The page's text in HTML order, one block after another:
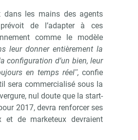
dans les mains des agents
de l’adapter à ces
comme le modèle
leur donner entièrement la
configuration d’un bien, leur
en temps réelʺ,confie
sera commercialisé sous la
nul doute que la start-
2017, devra renforcer ses
et de marketeux devraient